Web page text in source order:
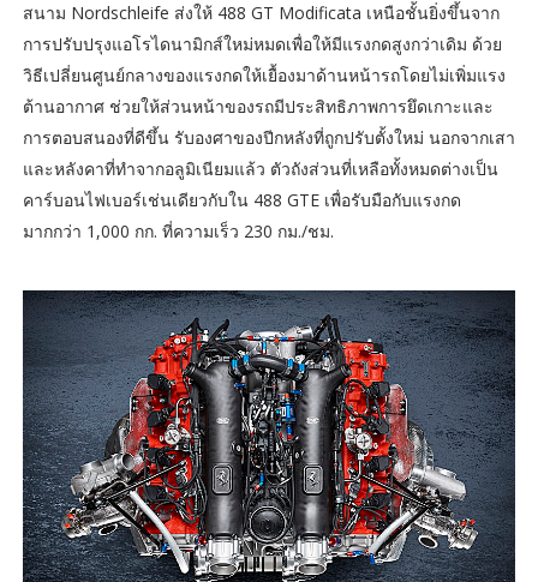
สนาม Nordschleife ส่งให้ 488 GT Modificata เหนือชั้นยิ่งขึ้นจาก
การปรับปรุงแอโรไดนามิกส์ใหม่หมดเพื่อให้มีแรงกดสูงกว่าเดิม ด้วย
วิธีเปลี่ยนศูนย์กลางของแรงกดให้เยื้องมาด้านหน้ารถโดยไม่เพิ่มแรง
ต้านอากาศ ช่วยให้ส่วนหน้าของรถมีประสิทธิภาพการยึดเกาะและ
การตอบสนองที่ดีขึ้น รับองศาของปีกหลังที่ถูกปรับตั้งใหม่ นอกจากเสา
และหลังคาที่ทำจากอลูมิเนียมแล้ว ตัวถังส่วนที่เหลือทั้งหมดต่างเป็น
คาร์บอนไฟเบอร์เช่นเดียวกับใน 488 GTE เพื่อรับมือกับแรงกด
มากกว่า 1,000 กก. ที่ความเร็ว 230 กม./ชม.